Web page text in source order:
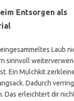
Entsorgen als
Laub
sinnvoll
Ein Mulchkit
Dadurch
Das erleichtert dir